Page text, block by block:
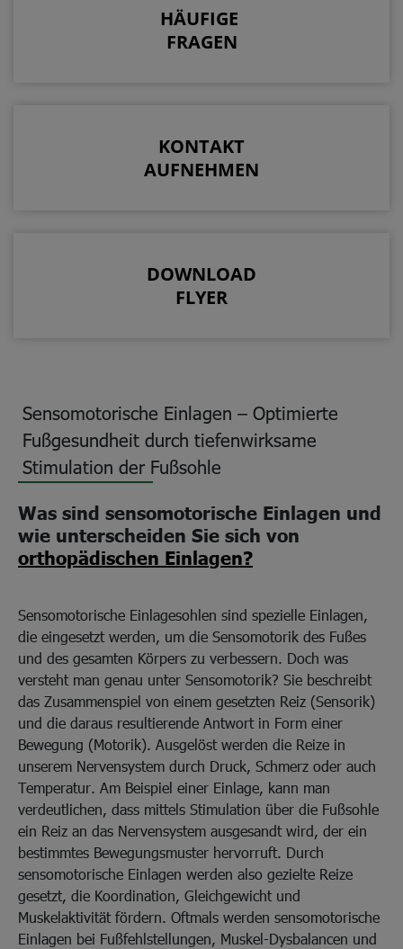
HÄUFIGE
FRAGEN
KONTAKT
AUFNEHMEN
DOWNLOAD
FLYER
Sensomotorische Einlagen – Optimierte
Fußgesundheit durch tiefenwirksame
Stimulation der Fußsohle
Was sind sensomotorische Einlagen und
wie unterscheiden Sie sich von
orthopädischen Einlagen?
Sensomotorische Einlagesohlen sind spezielle Einlagen,
die eingesetzt werden, um die Sensomotorik des Fußes
und des gesamten Körpers zu verbessern. Doch was
versteht man genau unter Sensomotorik? Sie beschreibt
das Zusammenspiel von einem gesetzten Reiz (Sensorik)
und die daraus resultierende Antwort in Form einer
Bewegung (Motorik). Ausgelöst werden die Reize in
unserem Nervensystem durch Druck, Schmerz oder auch
Temperatur. Am Beispiel einer Einlage, kann man
verdeutlichen, dass mittels Stimulation über die Fußsohle
ein Reiz an das Nervensystem ausgesandt wird, der ein
bestimmtes Bewegungsmuster hervorruft. Durch
sensomotorische Einlagen werden also gezielte Reize
gesetzt, die Koordination, Gleichgewicht und
Muskelaktivität fördern. Oftmals werden sensomotorische
Einlagen bei Fußfehlstellungen, Muskel-Dysbalancen und